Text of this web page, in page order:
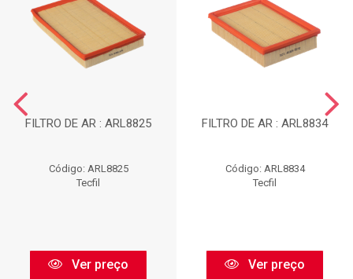
FILTRO DE AR : ARL8825
Código: ARL8825
Tecfil
Ver preço
FILTRO DE AR : ARL8834
Código: ARL8834
Tecfil
Ver preço